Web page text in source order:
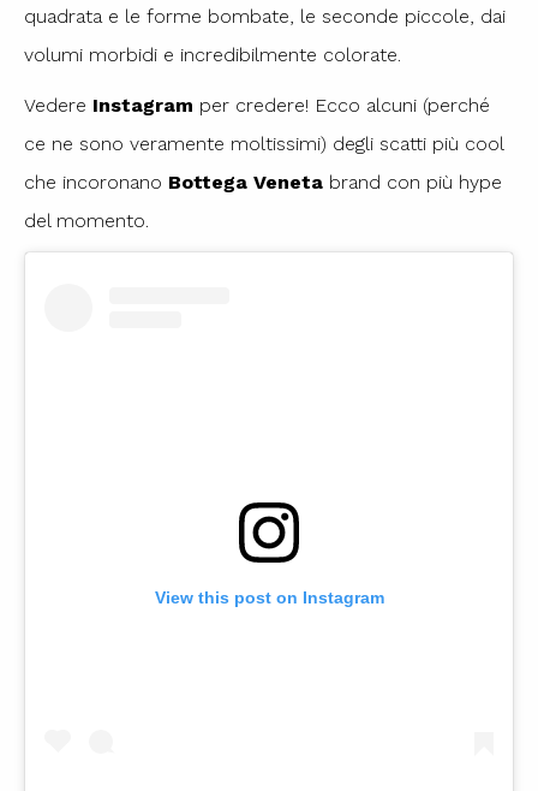
quadrata e le forme bombate, le seconde piccole, dai
volumi morbidi e incredibilmente colorate.
Vedere Instagram per credere! Ecco alcuni (perché
ce ne sono veramente moltissimi) degli scatti più cool
che incoronano Bottega Veneta brand con più hype
del momento.
View this post on Instagram